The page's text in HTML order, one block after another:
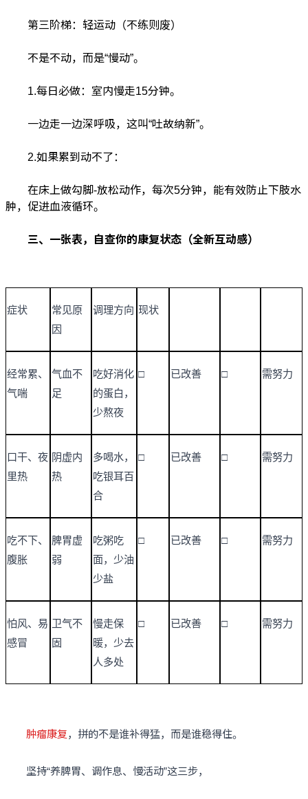
第三阶梯：轻运动（不练则废）
不是不动，而是“慢动”。
1.每日必做：室内慢走15分钟。
一边走一边深呼吸，这叫“吐故纳新”。
2.如果累到动不了：
在床上做勾脚-放松动作，每次5分钟，能有效防止下肢水
肿，促进血液循环。
三、一张表，自查你的康复状态（全新互动感）
症状
常见原
因
调理方向 现状
经常累、
气喘
气血不
足
吃好消化
的蛋白，
少熬夜
□ 已改善 □ 需努力
口干、夜
里热
阴虚内
热
多喝水，
吃银耳百
合
□ 已改善 □ 需努力
吃不下、
腹胀
脾胃虚
弱
吃粥吃
面，少油
少盐
□ 已改善 □ 需努力
怕风、易
感冒
卫气不
固
慢走保
暖，少去
人多处
□ 已改善 □ 需努力
肿瘤康复，拼的不是谁补得猛，而是谁稳得住。
坚持“养脾胃、调作息、慢活动”这三步，